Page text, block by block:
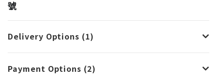
號
Delivery Options (1)
Payment Options (2)